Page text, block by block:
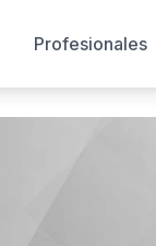
Profesionales